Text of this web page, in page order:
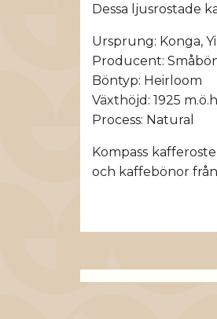
Dessa ljusrostade
Ursprung: Konga,
Producent:
Böntyp: Heirloom
Växthöjd: 1925
Process: Natural
Kompass
och kaffebönor